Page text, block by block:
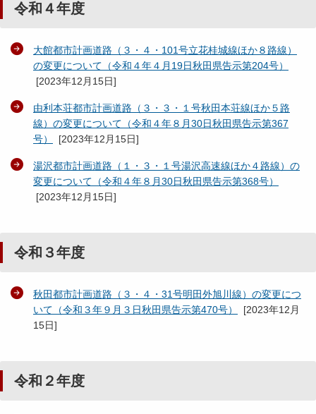
令和４年度
大館都市計画道路（３・４・101号立花桂城線ほか８路線）
の変更について（令和４年４月19日秋田県告示第204号）
[2023年12月15日]
由利本荘都市計画道路（３・３・１号秋田本荘線ほか５路
線）の変更について（令和４年８月30日秋田県告示第367
号）
[2023年12月15日]
湯沢都市計画道路（１・３・１号湯沢高速線ほか４路線）の
変更について（令和４年８月30日秋田県告示第368号）
[2023年12月15日]
令和３年度
秋田都市計画道路（３・４・31号明田外旭川線）の変更につ
いて（令和３年９月３日秋田県告示第470号）
[2023年12月
15日]
令和２年度